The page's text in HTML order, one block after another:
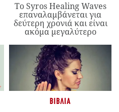
Το Syros Healing Waves
επαναλαμβάνεται για
δεύτερη χρονιά και είναι
ακόμα μεγαλύτερο
ΒΙΒΛΊΑ